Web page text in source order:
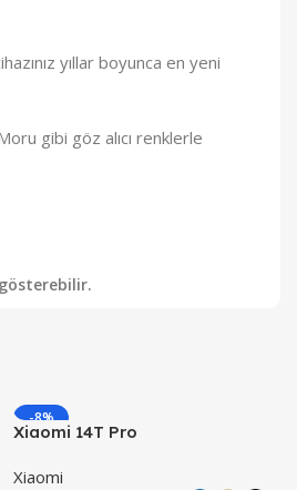
yıllar boyunca en yeni
gibi göz alıcı renklerle
-8%
YENI
Xiaomi 14T Pro
Xiaomi